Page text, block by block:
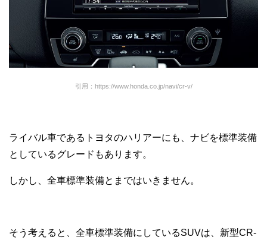
引用：https://www.honda.co.jp/navi/cr-v/
ライバル車であるトヨタのハリアーにも、ナビを標準装備
としているグレードもあります。
しかし、全車標準装備とまではいきません。
そう考えると、全車標準装備にしているSUVは、新型CR-